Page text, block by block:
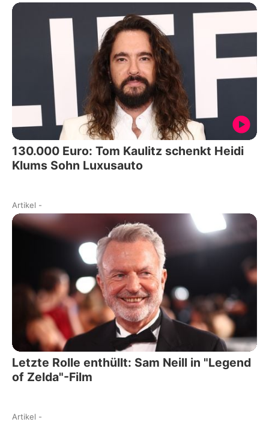
130.000 Euro: Tom Kaulitz schenkt Heidi
Klums Sohn Luxusauto
Artikel -
Letzte Rolle enthüllt: Sam Neill in "Legend
of Zelda"-Film
Artikel -